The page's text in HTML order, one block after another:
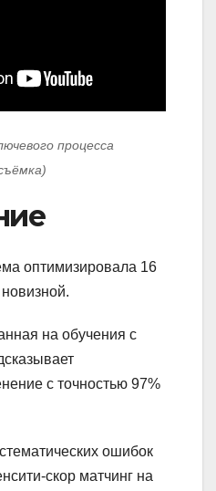
процесса
оптимизировала 16
на обучения с
с точностью 97%
ошибок
скор матчинг на